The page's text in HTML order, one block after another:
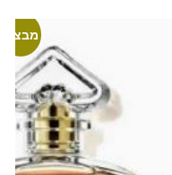
מבצע!